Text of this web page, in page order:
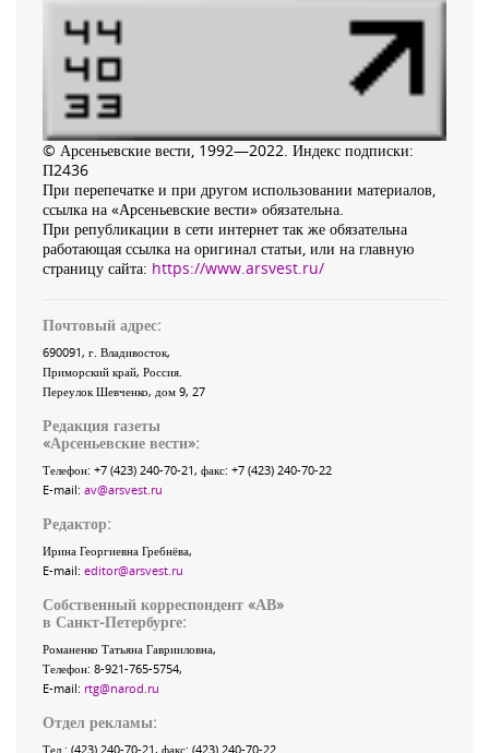
© Арсеньевские вести, 1992—2022. Индекс подписки:
П2436
При перепечатке и при другом использовании материалов,
ссылка на «Арсеньевские вести» обязательна.
При републикации в сети интернет так же обязательна
работающая ссылка на оригинал статьи, или на главную
страницу сайта: https://www.arsvest.ru/
Почтовый адрес:
690091, г. Владивосток,
Приморский край, Россия
Переулок Шевченко, дом 9, 27
Редакция газеты
«Арсеньевские вести»:
Телефон: +7 (423) 240-70-21, факс: +7 (423) 240-70-22
E-mail: av@arsvest.ru
Редактор:
Ирина Георгиевна Гребнёва,
E-mail: editor@arsvest.ru
Собственный корреспондент «АВ»
в Санкт-Петербурге:
Романенко Татьяна Гаврииловна,
Телефон: 8-921-765-5754,
E-mail: rtg@narod.ru
Отдел рекламы:
Тел.: (423) 240-70-21, факс: (423) 240-70-22